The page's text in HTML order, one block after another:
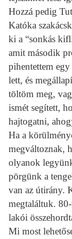
Hozzá pedig
Katóka
ki a “sonkás
amit második
pihentettem
lett, és
töltöm meg,
ismét segített,
hajtogatni,
Ha a
megváltoznak,
olyanok
pörgünk a
van az útirány.
megtaláltuk.
lakói
Mi most